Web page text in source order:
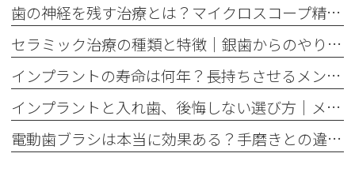
歯の神経を残す治療とは？マイクロスコープ精密根管治療のメリット
セラミック治療の種類と特徴｜銀歯からのやり替えで後悔しない選び方
インプラントの寿命は何年？長持ちさせるメンテナンスの重要性を解説
インプラントと入れ歯、後悔しない選び方｜メリット・デメリット徹底比較
電動歯ブラシは本当に効果ある？手磨きとの違いを歯垢除去率で比較